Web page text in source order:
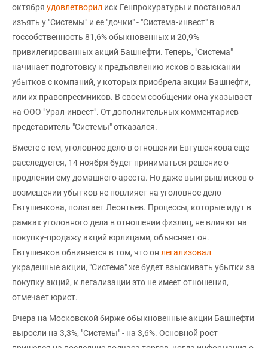
октября удовлетворил иск Генпрокуратуры и постановил
изъять у "Системы" и ее "дочки" - "Система-инвест" в
госсобственность 81,6% обыкновенных и 20,9%
привилегированных акций Башнефти. Теперь, "Система"
начинает подготовку к предъявлению исков о взыскании
убытков с компаний, у которых приобрела акции Башнефти,
или их правопреемников. В своем сообщении она указывает
на ООО "Урал-инвест". От дополнительных комментариев
представитель "Системы" отказался.
Вместе с тем, уголовное дело в отношении Евтушенкова еще
расследуется, 14 ноября будет приниматься решение о
продлении ему домашнего ареста. Но даже выигрыш исков о
возмещении убытков не повлияет на уголовное дело
Евтушенкова, полагает Леонтьев. Процессы, которые идут в
рамках уголовного дела в отношении физлиц, не влияют на
покупку-продажу акций юрлицами, объясняет он.
Евтушенков обвиняется в том, что он легализовал
украденные акции, "Система" же будет взыскивать убытки за
покупку акций, к легализации это не имеет отношения,
отмечает юрист.
Вчера на Московской бирже обыкновенные акции Башнефти
выросли на 3,3%, "Системы" - на 3,6%. Основной рост